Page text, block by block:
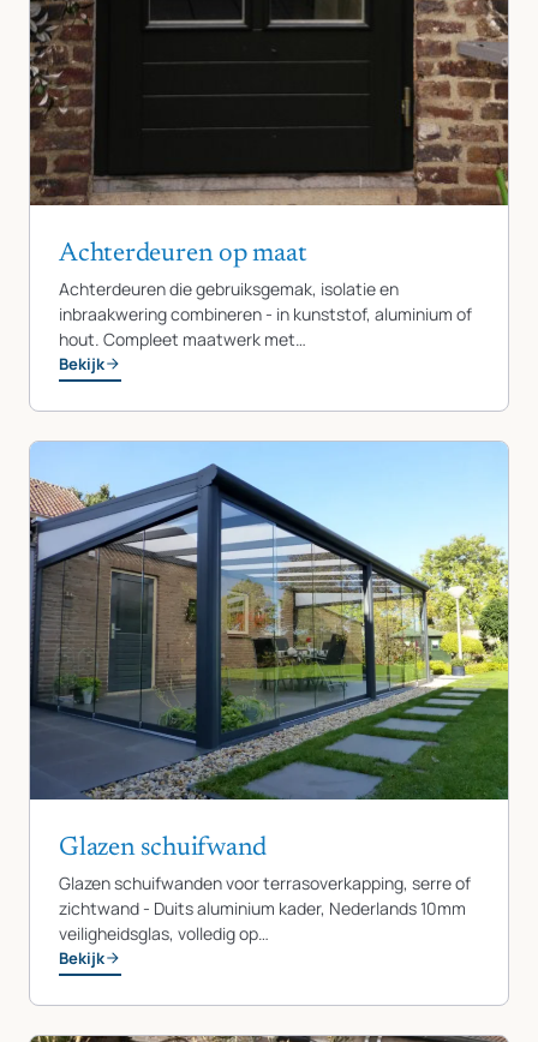
Achterdeuren op maat
Achterdeuren die gebruiksgemak, isolatie en
inbraakwering combineren - in kunststof, aluminium of
hout. Compleet maatwerk met…
Bekijk
Glazen schuifwand
Glazen schuifwanden voor terrasoverkapping, serre of
zichtwand - Duits aluminium kader, Nederlands 10mm
veiligheidsglas, volledig op…
Bekijk